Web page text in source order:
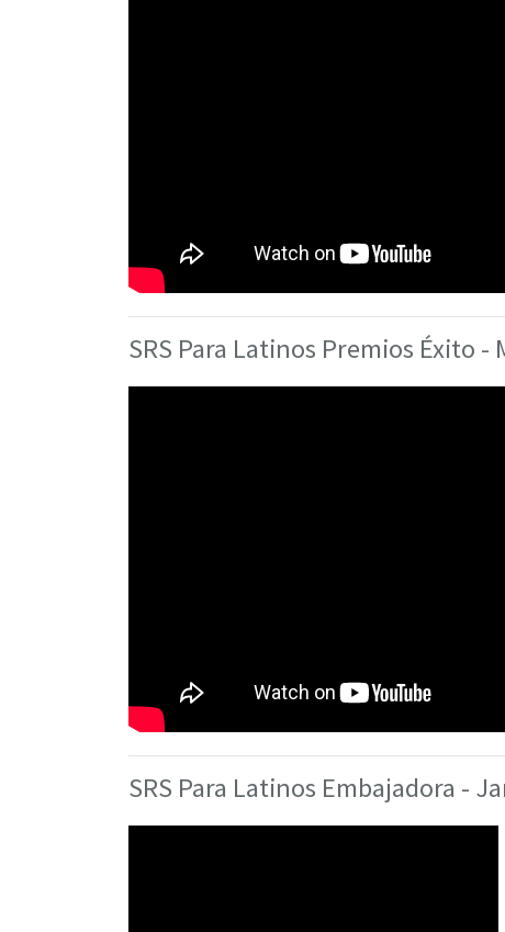
SRS Para Latinos Premios Éxito -
SRS Para Latinos Embajadora -